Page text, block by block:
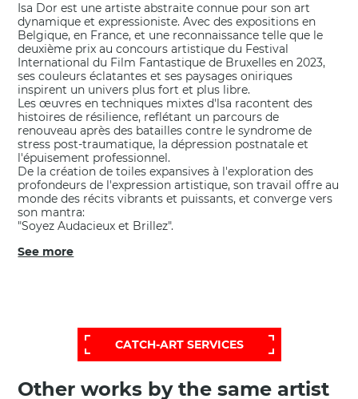
Isa Dor est une artiste abstraite connue pour son art
dynamique et expressioniste. Avec des expositions en
Belgique, en France, et une reconnaissance telle que le
deuxième prix au concours artistique du Festival
International du Film Fantastique de Bruxelles en 2023,
ses couleurs éclatantes et ses paysages oniriques
inspirent un univers plus fort et plus libre.
Les œuvres en techniques mixtes d'lsa racontent des
histoires de résilience, reflétant un parcours de
renouveau après des batailles contre le syndrome de
stress post-traumatique, la dépression postnatale et
l'épuisement professionnel.
De la création de toiles expansives à l'exploration des
profondeurs de l'expression artistique, son travail offre au
monde des récits vibrants et puissants, et converge vers
son mantra:
"Soyez Audacieux et Brillez".
See more
CATCH-ART SERVICES
Other works by the same artist